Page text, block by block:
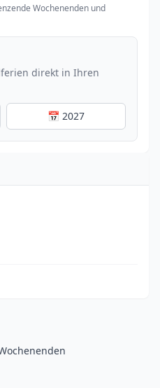
Wochenenden und
direkt in Ihren
📅 2027